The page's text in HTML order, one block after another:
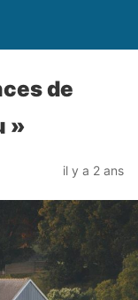
de
»
il y a 2 ans